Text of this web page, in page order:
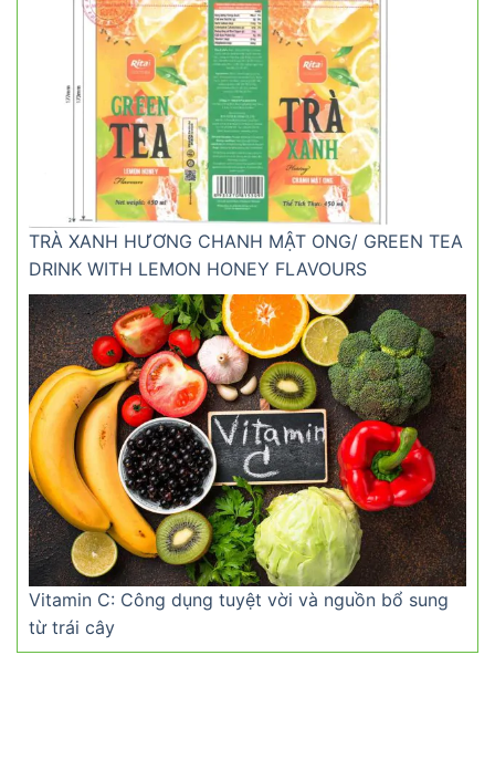
TRÀ XANH HƯƠNG CHANH MẬT ONG/ GREEN TEA
DRINK WITH LEMON HONEY FLAVOURS
Vitamin C: Công dụng tuyệt vời và nguồn bổ sung
từ trái cây